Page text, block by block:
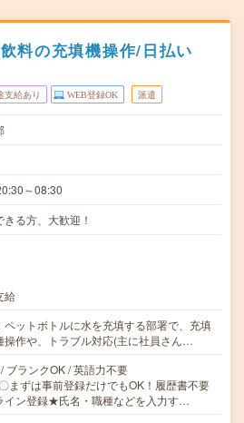
料の充填機操作/日払い
支給あり WEB登録OK 派遣
～08:30
る方、大歓迎！
給
ペットボトルに水を充填する部署で、充填
操作や、トラブル対応(主に社員さん…
ブランクOK / 英語力不要
まずは事前登録だけでもOK！履歴書不要
イン登録★氏名・職種などを入力す…